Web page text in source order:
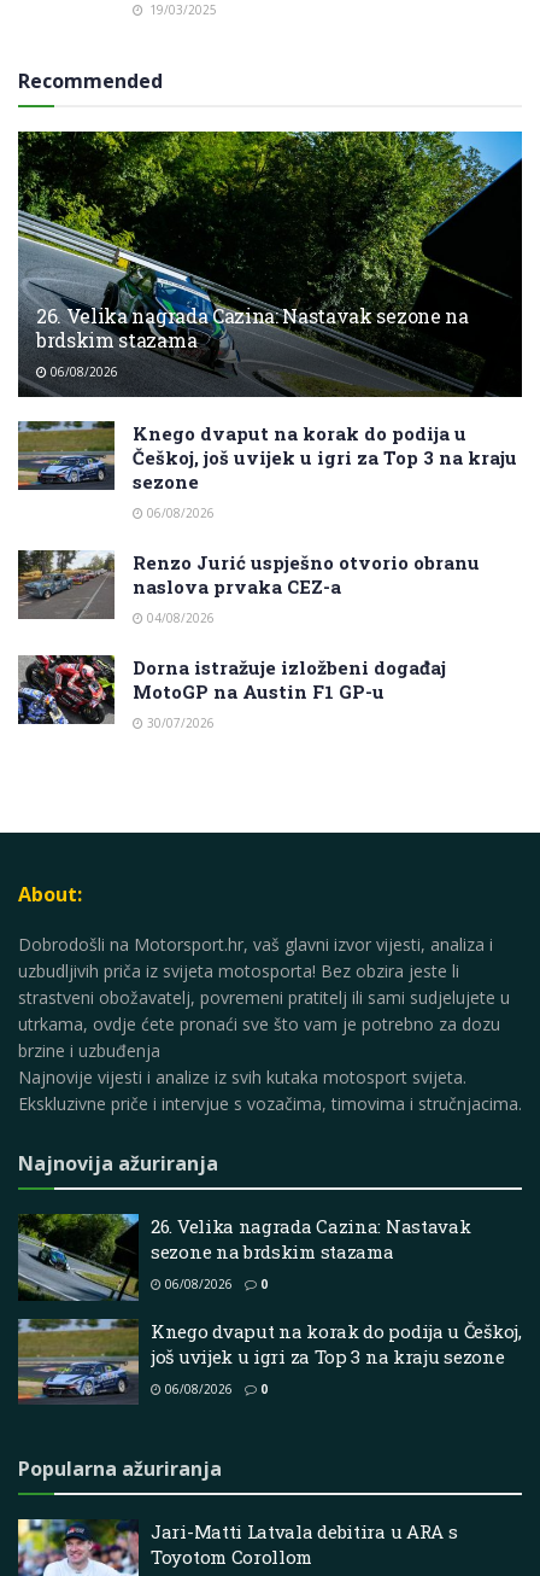
19/03/2025
Recommended
26. Velika nagrada Cazina: Nastavak sezone na
brdskim stazama
06/08/2026
Knego dvaput na korak do podija u
Češkoj, još uvijek u igri za Top 3 na kraju
sezone
06/08/2026
Renzo Jurić uspješno otvorio obranu
naslova prvaka CEZ-a
04/08/2026
Dorna istražuje izložbeni događaj
MotoGP na Austin F1 GP-u
30/07/2026
About:
Dobrodošli na Motorsport.hr, vaš glavni izvor vijesti, analiza i
uzbudljivih priča iz svijeta motosporta! Bez obzira jeste li
strastveni obožavatelj, povremeni pratitelj ili sami sudjelujete u
utrkama, ovdje ćete pronaći sve što vam je potrebno za dozu
brzine i uzbuđenja
Najnovije vijesti i analize iz svih kutaka motosport svijeta.
Ekskluzivne priče i intervjue s vozačima, timovima i stručnjacima.
Najnovija ažuriranja
26. Velika nagrada Cazina: Nastavak
sezone na brdskim stazama
06/08/2026 0
Knego dvaput na korak do podija u Češkoj,
još uvijek u igri za Top 3 na kraju sezone
06/08/2026 0
Popularna ažuriranja
Jari-Matti Latvala debitira u ARA s
Toyotom Corollom